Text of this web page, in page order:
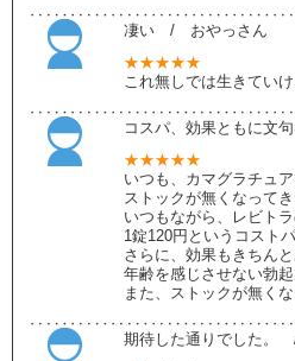
凄い / おやっさん
★★★★★
これ無しでは生きてい
コスパ、効果ともに
★★★★★
いつも、カマグラチュ
ストックが無くなって
いつもながら、レビト
1錠120円というコスト
さらに、効果もきちんと
年齢を感じさせない勃
また、ストックが無く
期待した通りでした